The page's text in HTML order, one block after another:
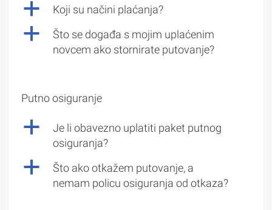
a Koji su načini plaćanja?
a
Što se događa s mojim uplaćenim
novcem ako stornirate putovanje?
Putno osiguranje
a
Je li obavezno uplatiti paket putnog
osiguranja?
a
Što ako otkažem putovanje, a
nemam policu osiguranja od otkaza?